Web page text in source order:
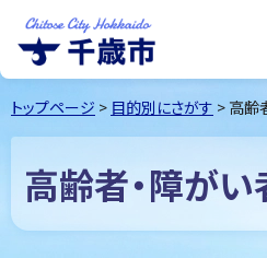
千歳市Chitose
City Hokkaido
トップページ > 目的別にさがす > 高齢
高齢者・障がい